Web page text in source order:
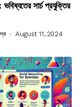
ভবিষ্যতের সার্চ প্রযুক্তির
August 11, 2024